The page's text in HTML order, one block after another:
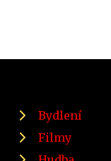
Bydlení
Filmy